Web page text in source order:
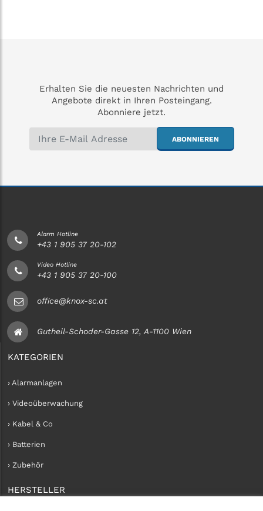
Erhalten Sie die neuesten Nachrichten und
Angebote direkt in Ihren Posteingang.
Abonniere jetzt.
ABONNIEREN
Alarm Hotline
+43 1 905 37 20-102
Video Hotline
+43 1 905 37 20-100
office@knox-sc.at
Gutheil-Schoder-Gasse 12, A-1100 Wien
KATEGORIEN
› Alarmanlagen
› Videoüberwachung
› Kabel & Co
› Batterien
› Zubehör
HERSTELLER